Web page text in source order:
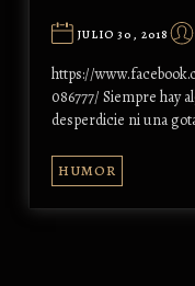
JULIO 30, 2018
https://
086777/ Siempre hay
desperdicie ni una
HUMOR